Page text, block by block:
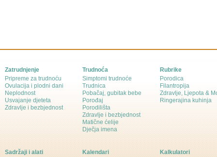
Zatrudnjenje
Pripreme za trudnoću
Ovulacija i plodni dani
Neplodnost
Usvajanje djeteta
Zdravlje i bezbjednost
Trudnoća
Simptomi trudnoće
Trudnica
Pobačaj, gubitak bebe
Porođaj
Porodilišta
Zdravlje i bezbjednost
Matične ćelije
Dječja imena
Rubrike
Porodica
Filantropija
Zdravlje, Ljepota &
Ringerajina kuhinja
Sadržaji i alati
Kalendari
Kalkulatori